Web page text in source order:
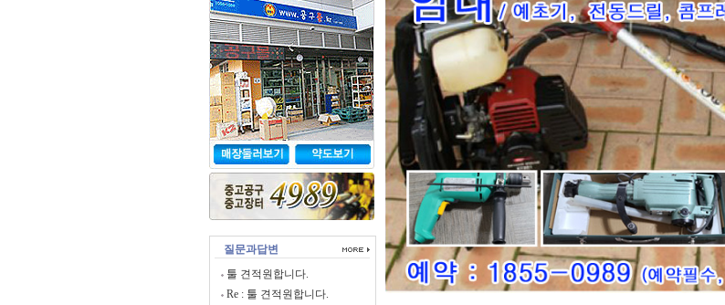
질문과답변
툴 견적원합니다.
Re : 툴 견적원합니다.